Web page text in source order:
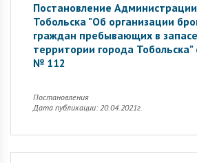
Постановление
Тобольска "Об организации
граждан пребывающих в
территории города
№ 112
Постановления
Дата публикации: 20.04.2021г.